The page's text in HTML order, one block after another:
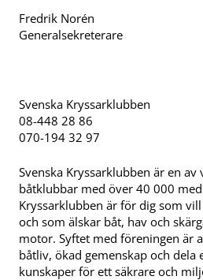
Fredrik Norén
Generalsekreterare
Svenska Kryssarklubben
08-448 28 86
070-194 32 97
Svenska Kryssarklubben är en av
båtklubbar med över 40 000
Kryssarklubben är för dig som
och som älskar båt, hav och
motor. Syftet med föreningen är
båtliv, ökad gemenskap och dela
kunskaper för ett säkrare och